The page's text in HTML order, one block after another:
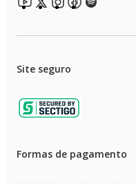
Site seguro
Formas de pagamento